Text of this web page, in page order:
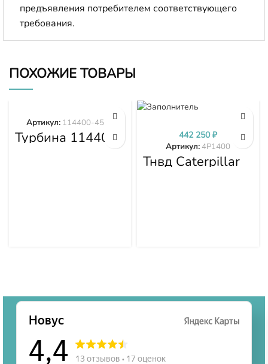
предъявления потребителем соответствующего
требования.
ПОХОЖИЕ ТОВАРЫ
Турбина 114400-
4577
Артикул: 114400-4577
Тнвд Caterpillar
4P1400
Артикул:4P1400
442 250₽